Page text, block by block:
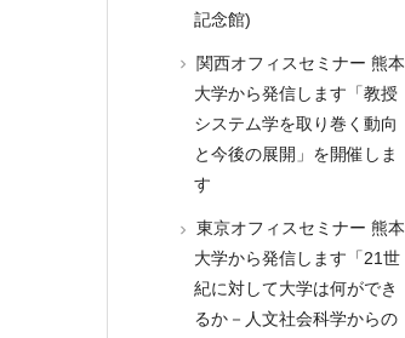
記念館)
関西オフィスセミナー 熊本
大学から発信します「教授
システム学を取り巻く動向
と今後の展開」を開催しま
す
東京オフィスセミナー 熊本
大学から発信します「21世
紀に対して大学は何ができ
るか－人文社会科学からの